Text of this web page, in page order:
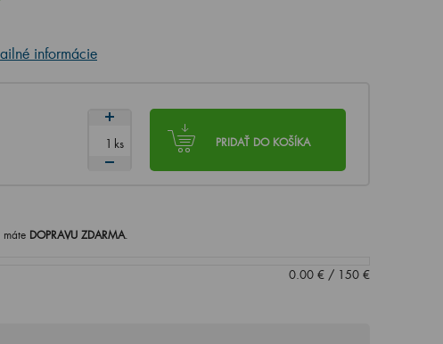
informácie
PRIDAŤ DO KOŠÍKA
ks
máte DOPRAVU ZDARMA.
0.00€/ 150€